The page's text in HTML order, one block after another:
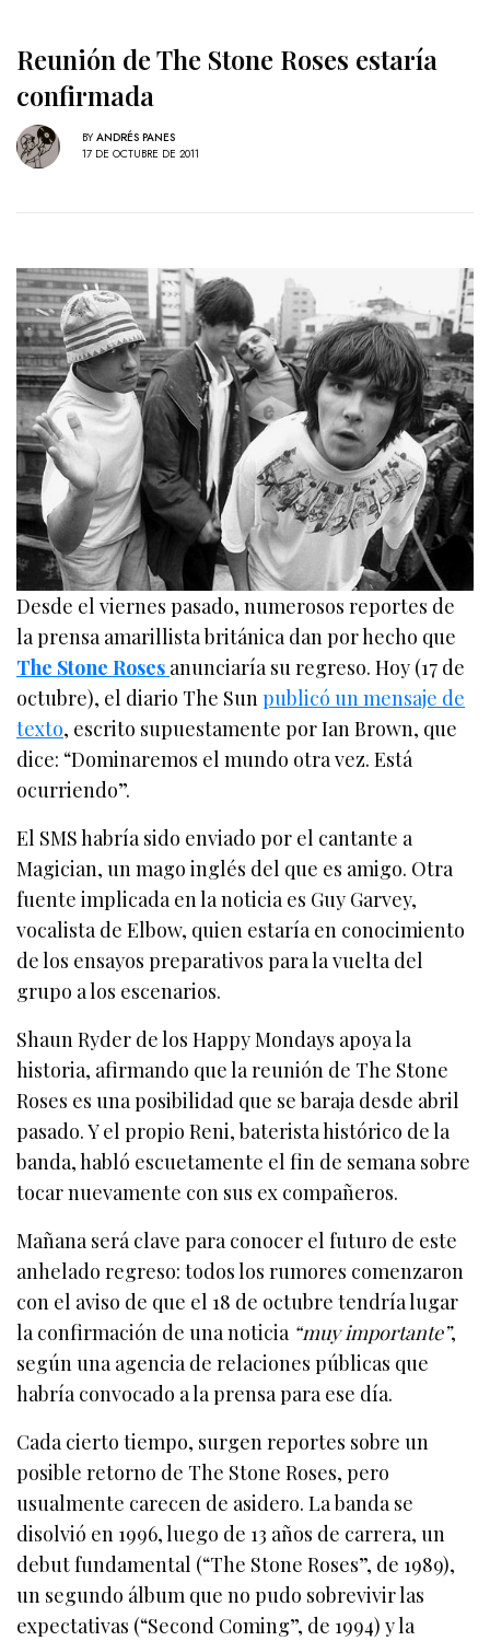
Reunión de The Stone Roses estaría
confirmada
BY ANDRÉS PANES
17 DE OCTUBRE DE 2011
Desde el viernes pasado, numerosos reportes de
la prensa amarillista británica dan por hecho que
The Stone Roses anunciaría su regreso. Hoy (17 de
octubre), el diario The Sunpublicó un mensaje de
texto, escrito supuestamente por Ian Brown, que
dice: “Dominaremos el mundo otra vez. Está
ocurriendo”.
El SMS habría sido enviado por el cantante a
Magician, un mago inglés del que es amigo. Otra
fuente implicada en la noticia es Guy Garvey,
vocalista de Elbow, quien estaría en conocimiento
de los ensayos preparativos para la vuelta del
grupo a los escenarios.
Shaun Ryder de los Happy Mondays apoya la
historia, afirmando que la reunión de The Stone
Roses es una posibilidad que se baraja desde abril
pasado. Y el propio Reni, baterista histórico de la
banda, habló escuetamente el fin de semana sobre
tocar nuevamente con sus ex compañeros.
Mañana será clave para conocer el futuro de este
anhelado regreso: todos los rumores comenzaron
con el aviso de que el 18 de octubre tendría lugar
la confirmación de una noticia “muy importante”,
según una agencia de relaciones públicas que
habría convocado a la prensa para ese día.
Cada cierto tiempo, surgen reportes sobre un
posible retorno de The Stone Roses, pero
usualmente carecen de asidero. La banda se
disolvió en 1996, luego de 13 años de carrera, un
debut fundamental (“The Stone Roses”, de 1989),
un segundo álbum que no pudo sobrevivir las
expectativas (“Second Coming”, de 1994) y la